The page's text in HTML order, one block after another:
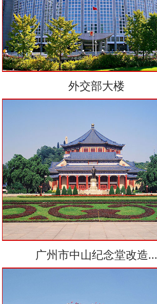
外交部大楼
广州市中山纪念堂改造...